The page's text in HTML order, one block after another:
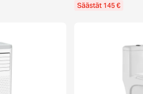
Säästät 145 €